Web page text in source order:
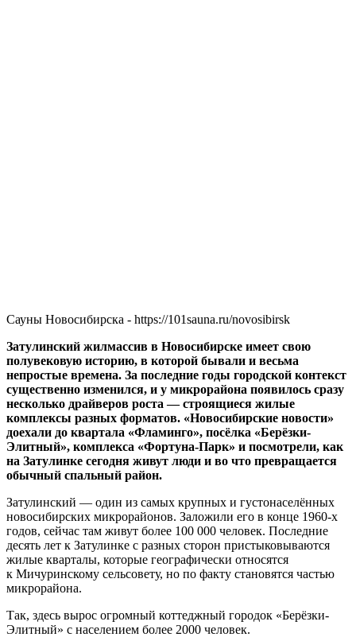
Сауны Новосибирска - https://101sauna.ru/novosibirsk
Затулинский жилмассив в Новосибирске имеет свою
полувековую историю, в которой бывали и весьма
непростые времена. За последние годы городской контекст
существенно изменился, и у микрорайона появилось сразу
несколько драйверов роста — строящиеся жилые
комплексы разных форматов. «Новосибирские новости»
доехали до квартала «Фламинго», посёлка «Берёзки-
Элитный», комплекса «Фортуна-Парк» и посмотрели, как
на Затулинке сегодня живут люди и во что превращается
обычный спальный район.
Затулинский — один из самых крупных и густонаселённых
новосибирских микрорайонов. Заложили его в конце 1960-х
годов, сейчас там живут более 100 000 человек. Последние
десять лет к Затулинке с разных сторон пристыковываются
жилые кварталы, которые географически относятся
к Мичуринскому сельсовету, но по факту становятся частью
микрорайона.
Так, здесь вырос огромный коттеджный городок «Берёзки-
Элитный» с населением более 2000 человек.